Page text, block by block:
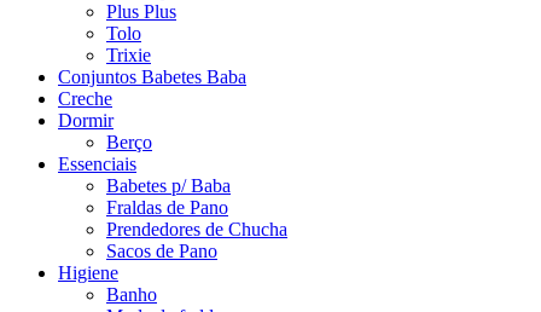
Plus Plus
Tolo
Trixie
Conjuntos Babetes Baba
Creche
Dormir
Berço
Essenciais
Babetes p/ Baba
Fraldas de Pano
Prendedores de Chucha
Sacos de Pano
Higiene
Banho